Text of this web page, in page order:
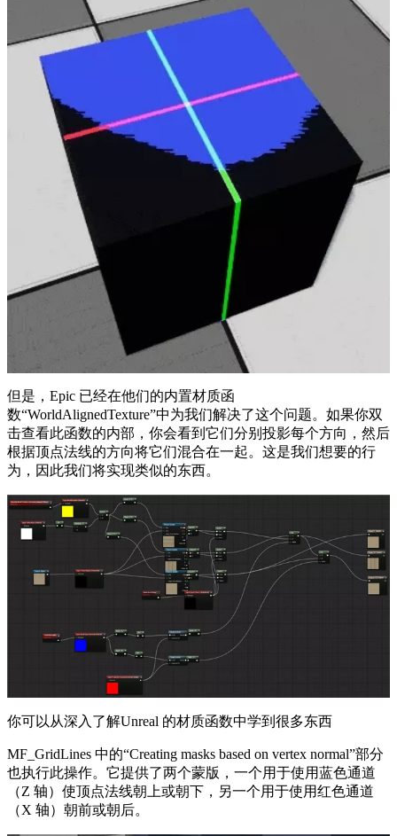
但是，Epic 已经在他们的内置材质函
数“WorldAlignedTexture”中为我们解决了这个问题。如果你双
击查看此函数的内部，你会看到它们分别投影每个方向，然后
根据顶点法线的方向将它们混合在一起。这是我们想要的行
为，因此我们将实现类似的东西。
你可以从深入了解Unreal 的材质函数中学到很多东西
MF_GridLines 中的“Creating masks based on vertex normal”部分
也执行此操作。它提供了两个蒙版，一个用于使用蓝色通道
（Z 轴）使顶点法线朝上或朝下，另一个用于使用红色通道
（X 轴）朝前或朝后。